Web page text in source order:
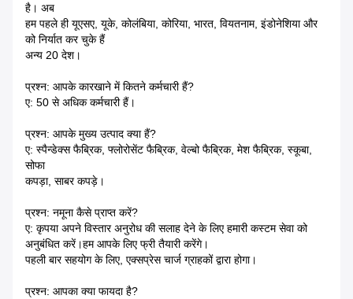
है। अब
हम पहले ही यूएसए, यूके, कोलंबिया, कोरिया, भारत, वियतनाम, इंडोनेशिया और
को निर्यात कर चुके हैं
अन्य 20 देश।
प्रश्न: आपके कारखाने में कितने कर्मचारी हैं?
ए: 50 से अधिक कर्मचारी हैं।
प्रश्न: आपके मुख्य उत्पाद क्या हैं?
ए: स्पैन्डेक्स फैब्रिक, फ्लोरोसेंट फैब्रिक, वेल्बो फैब्रिक, मेश फैब्रिक, स्कूबा,
सोफा
कपड़ा, साबर कपड़े।
प्रश्न: नमूना कैसे प्राप्त करें?
ए: कृपया अपने विस्तार अनुरोध की सलाह देने के लिए हमारी कस्टम सेवा को
अनुबंधित करें।हम आपके लिए फ्री तैयारी करेंगे।
पहली बार सहयोग के लिए, एक्सप्रेस चार्ज ग्राहकों द्वारा होगा।
प्रश्न: आपका क्या फायदा है?